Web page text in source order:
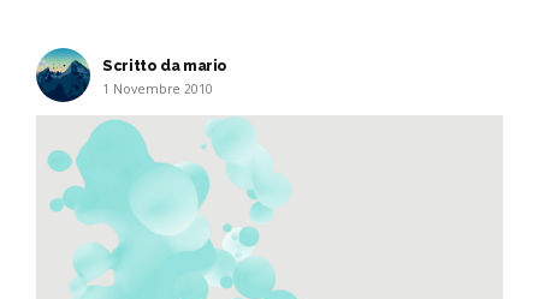
Scritto da mario
1 Novembre 2010